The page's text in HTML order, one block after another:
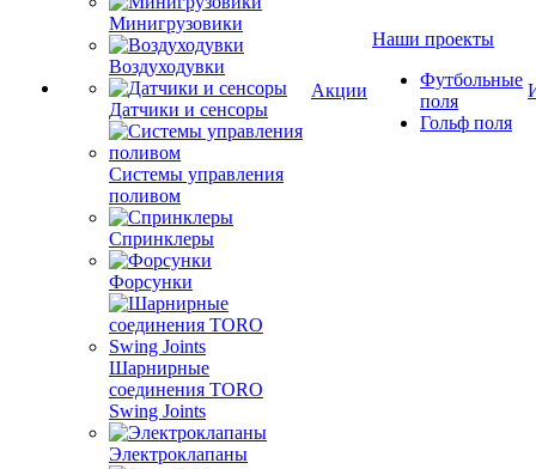
Минигрузовики
Воздуходувки
Датчики и сенсоры
Системы управления
поливом
Спринклеры
Форсунки
Шарнирные
соединения TORO
Swing Joints
Электроклапаны
Акции
Наши проекты
Футбольные
поля
Гольф поля